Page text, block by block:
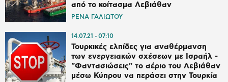
από το κοίτασμα Λεβιάθαν
ΡΕΝΑ ΓΑΛΙΩΤΟΥ
14.07.21 07:10
Τουρκικές ελπίδες για αναθέρμανση
των ενεργειακών σχέσεων με Ισραήλ -
"Φαντασιώσεις" το αέριο του Λεβιάθαν
μέσω Κύπρου να περάσει στην Τουρκία